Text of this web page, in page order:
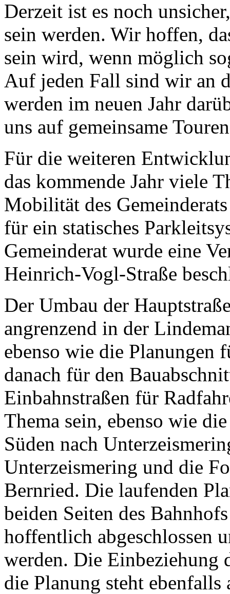
Derzeit ist es noch
sein werden. Wir hoffen,
sein wird, wenn möglich
Auf jeden Fall sind wir an
werden im neuen Jahr
uns auf gemeinsame
Für die weiteren
das kommende Jahr viele
Mobilität des
für ein statisches
Gemeinderat wurde eine
Heinrich-Vogl-Straße
Der Umbau der
angrenzend in der
ebenso wie die Planungen
danach für den
Einbahnstraßen für
Thema sein, ebenso wie
Süden nach
Unterzeismering und die
Bernried. Die laufenden
beiden Seiten des
hoffentlich abgeschlossen
werden. Die Einbeziehung
die Planung steht ebenfalls